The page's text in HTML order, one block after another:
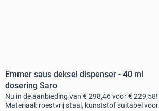
Emmer saus deksel dispenser - 40 ml
dosering Saro
Nu in de aanbieding van € 298,46 voor € 229,58!
Materiaal: roestvrij staal, kunststof suitabel voor